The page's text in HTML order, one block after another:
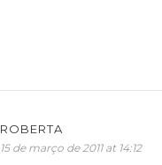
ROBERTA
15 de março de 2011 at 14:12